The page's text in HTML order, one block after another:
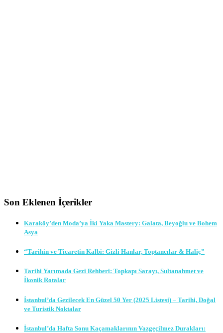
Son Eklenen İçerikler
Karaköy’den Moda’ya İki Yaka Mastery: Galata, Beyoğlu ve Bohem
Asya
“Tarihin ve Ticaretin Kalbi: Gizli Hanlar, Toptancılar & Haliç”
Tarihi Yarımada Gezi Rehberi: Topkapı Sarayı, Sultanahmet ve
İkonik Rotalar
İstanbul’da Gezilecek En Güzel 50 Yer (2025 Listesi) – Tarihi, Doğal
ve Turistik Noktalar
İstanbul’da Hafta Sonu Kaçamaklarının Vazgeçilmez Durakları: